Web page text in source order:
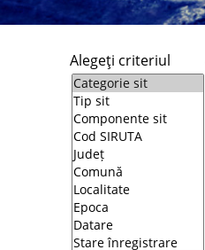
Alegeţi criteriul